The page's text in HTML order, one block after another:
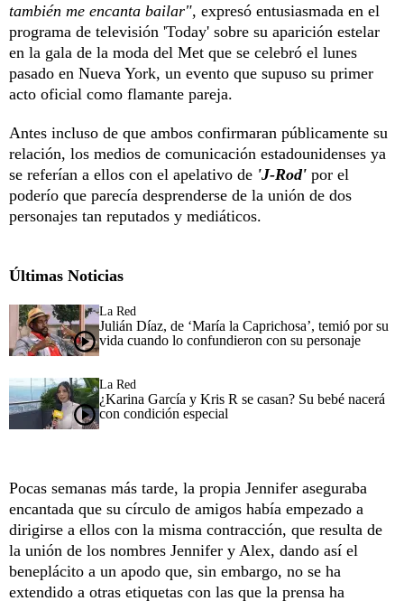
también me encanta bailar", expresó entusiasmada en el
programa de televisión 'Today' sobre su aparición estelar
en la gala de la moda del Met que se celebró el lunes
pasado en Nueva York, un evento que supuso su primer
acto oficial como flamante pareja.
Antes incluso de que ambos confirmaran públicamente su
relación, los medios de comunicación estadounidenses ya
se referían a ellos con el apelativo de 'J-Rod' por el
poderío que parecía desprenderse de la unión de dos
personajes tan reputados y mediáticos.
Últimas Noticias
La Red
Julián Díaz, de ‘María la Caprichosa’, temió por su
vida cuando lo confundieron con su personaje
La Red
¿Karina García y Kris R se casan? Su bebé nacerá
con condición especial
Pocas semanas más tarde, la propia Jennifer aseguraba
encantada que su círculo de amigos había empezado a
dirigirse a ellos con la misma contracción, que resulta de
la unión de los nombres Jennifer y Alex, dando así el
beneplácito a un apodo que, sin embargo, no se ha
extendido a otras etiquetas con las que la prensa ha